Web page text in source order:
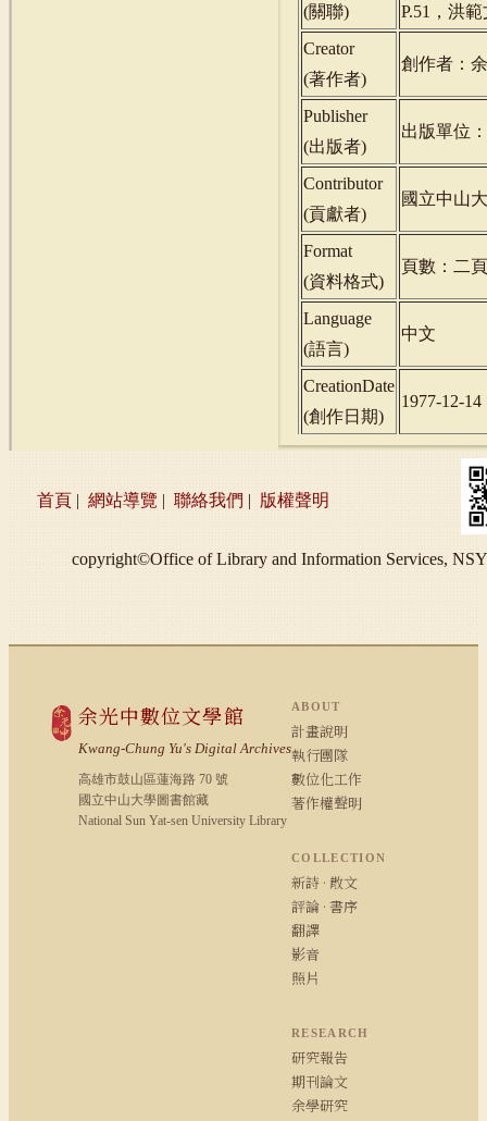
(關聯)
P.51，洪
Creator
(著作者)
創作者：
Publisher
(出版者)
出版單位
Contributor
(貢獻者)
國立中山
Format
(資料格式)
頁數：二頁
Language
(語言)
中文
CreationDate
(創作日期)
1977-12-14
首頁 | 網站導覽 | 聯絡我們 | 版權聲明
copyright©Office of Library and Information Services,
余光中數位文學館
Kwang-Chung Yu's Digital Archives
高雄市鼓山區蓮海路 70 號
國立中山大學圖書館藏
National Sun Yat-sen University Library
ABOUT
計畫說明
執行團隊
數位化工作
著作權聲明
COLLECTION
新詩 · 散文
評論 · 書序
翻譯
影音
照片
RESEARCH
研究報告
期刊論文
余學研究